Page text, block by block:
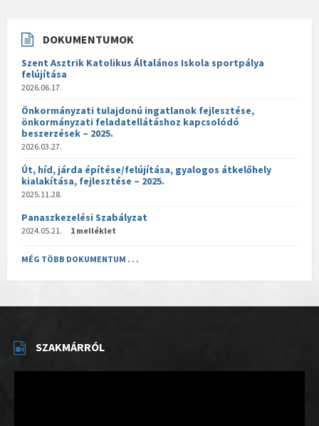
DOKUMENTUMOK
Szent Asztrik Katolikus Általános Iskola sportpálya
felújítása
2026.06.17.
Önkormányzati tulajdonú ingatlanok fejlesztése,
önkormányzati feladatellátáshoz kapcsolódó
beszerzések – 2025.
2026.03.27.
Út, híd, járda építése/felújítása, gyalogos átkelőhely
kialakítása, fejlesztése – 2025.
2025.11.28.
Panaszkezelési Szabályzat
2024.05.21. 1 melléklet
MÉG TÖBB DOKUMENTUM . . .
SZAKMÁRRÓL